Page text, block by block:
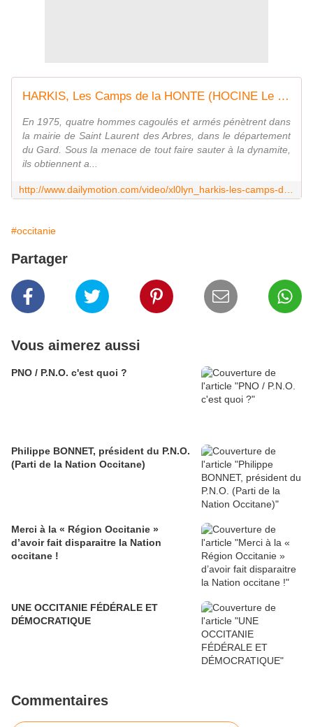
HARKIS, Les Camps de la HONTE (HOCINE Le Combat d'une vie)
En 1975, quatre hommes cagoulés et armés pénètrent dans
la mairie de Saint Laurent des Arbres, dans le département
du Gard. Sous la menace de tout faire sauter à la dynamite,
ils obtiennent a...
#occitanie
Partager
Vous aimerez aussi
PNO / P.N.O. c'est quoi ?
Philippe BONNET, président du P.N.O.
(Parti de la Nation Occitane)
Merci à la « Région Occitanie »
d’avoir fait disparaitre la Nation
occitane !
UNE OCCITANIE FÉDÉRALE ET
DÉMOCRATIQUE
Commentaires